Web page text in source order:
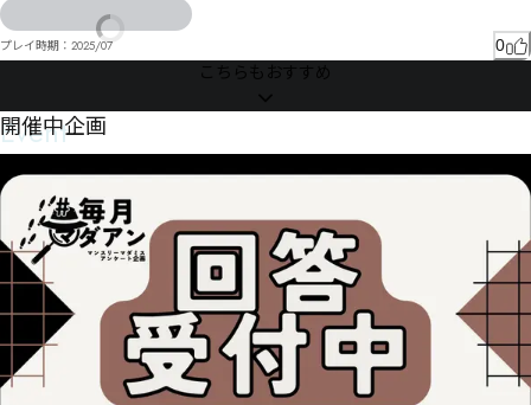
プレイ時期： 2025/07 0
こちらもおすすめ
Event
開催中企画